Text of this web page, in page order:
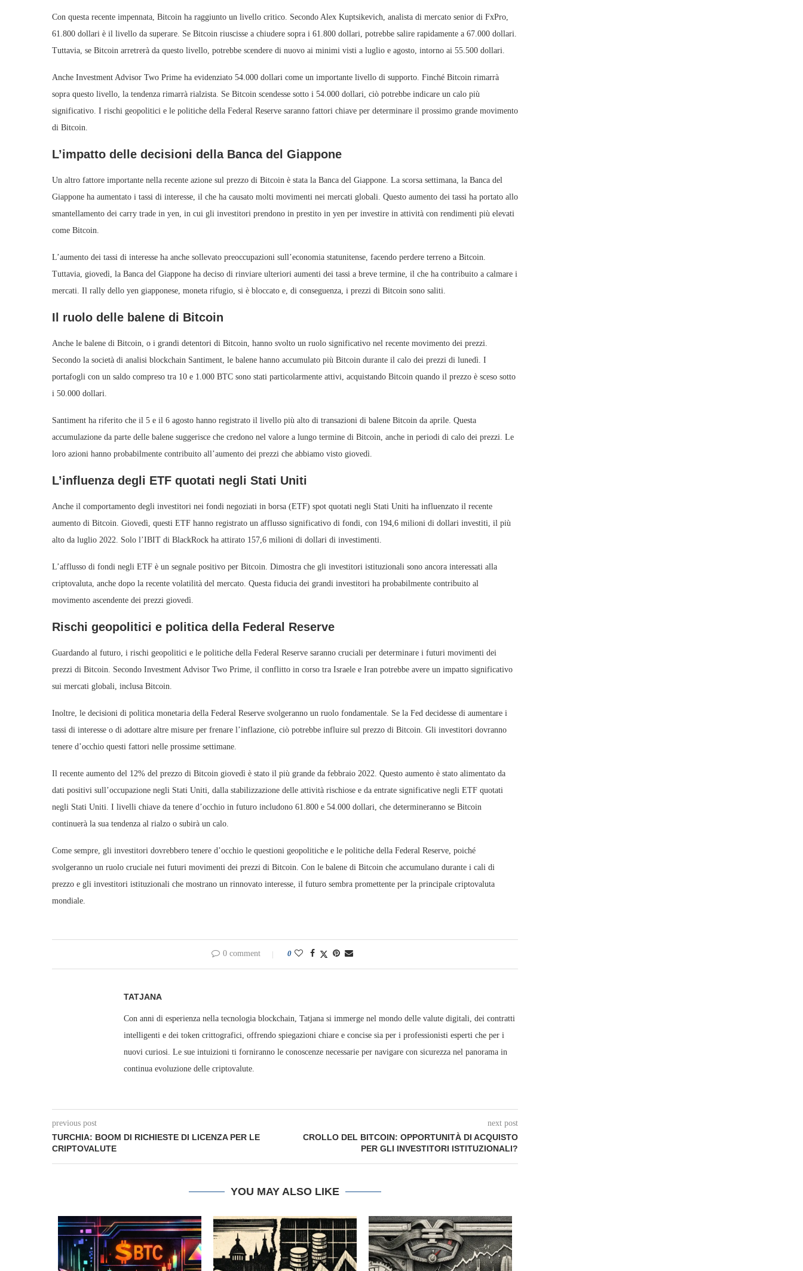
Con questa recente impennata, Bitcoin ha raggiunto un livello critico. Secondo Alex Kuptsikevich, analista di mercato senior di FxPro,
61.800 dollari è il livello da superare. Se Bitcoin riuscisse a chiudere sopra i 61.800 dollari, potrebbe salire rapidamente a 67.000 dollari.
Tuttavia, se Bitcoin arretrerà da questo livello, potrebbe scendere di nuovo ai minimi visti a luglio e agosto, intorno ai 55.500 dollari.
Anche Investment Advisor Two Prime ha evidenziato 54.000 dollari come un importante livello di supporto. Finché Bitcoin rimarrà
sopra questo livello, la tendenza rimarrà rialzista. Se Bitcoin scendesse sotto i 54.000 dollari, ciò potrebbe indicare un calo più
significativo. I rischi geopolitici e le politiche della Federal Reserve saranno fattori chiave per determinare il prossimo grande movimento
di Bitcoin.
L’impatto delle decisioni della Banca del Giappone
Un altro fattore importante nella recente azione sul prezzo di Bitcoin è stata la Banca del Giappone. La scorsa settimana, la Banca del
Giappone ha aumentato i tassi di interesse, il che ha causato molti movimenti nei mercati globali. Questo aumento dei tassi ha portato allo
smantellamento dei carry trade in yen, in cui gli investitori prendono in prestito in yen per investire in attività con rendimenti più elevati
come Bitcoin.
L’aumento dei tassi di interesse ha anche sollevato preoccupazioni sull’economia statunitense, facendo perdere terreno a Bitcoin.
Tuttavia, giovedì, la Banca del Giappone ha deciso di rinviare ulteriori aumenti dei tassi a breve termine, il che ha contribuito a calmare i
mercati. Il rally dello yen giapponese, moneta rifugio, si è bloccato e, di conseguenza, i prezzi di Bitcoin sono saliti.
Il ruolo delle balene di Bitcoin
Anche le balene di Bitcoin, o i grandi detentori di Bitcoin, hanno svolto un ruolo significativo nel recente movimento dei prezzi.
Secondo la società di analisi blockchain Santiment, le balene hanno accumulato più Bitcoin durante il calo dei prezzi di lunedì. I
portafogli con un saldo compreso tra 10 e 1.000 BTC sono stati particolarmente attivi, acquistando Bitcoin quando il prezzo è sceso sotto
i 50.000 dollari.
Santiment ha riferito che il 5 e il 6 agosto hanno registrato il livello più alto di transazioni di balene Bitcoin da aprile. Questa
accumulazione da parte delle balene suggerisce che credono nel valore a lungo termine di Bitcoin, anche in periodi di calo dei prezzi. Le
loro azioni hanno probabilmente contribuito all’aumento dei prezzi che abbiamo visto giovedì.
L’influenza degli ETF quotati negli Stati Uniti
Anche il comportamento degli investitori nei fondi negoziati in borsa (ETF) spot quotati negli Stati Uniti ha influenzato il recente
aumento di Bitcoin. Giovedì, questi ETF hanno registrato un afflusso significativo di fondi, con 194,6 milioni di dollari investiti, il più
alto da luglio 2022. Solo l’IBIT di BlackRock ha attirato 157,6 milioni di dollari di investimenti.
L’afflusso di fondi negli ETF è un segnale positivo per Bitcoin. Dimostra che gli investitori istituzionali sono ancora interessati alla
criptovaluta, anche dopo la recente volatilità del mercato. Questa fiducia dei grandi investitori ha probabilmente contribuito al
movimento ascendente dei prezzi giovedì.
Rischi geopolitici e politica della Federal Reserve
Guardando al futuro, i rischi geopolitici e le politiche della Federal Reserve saranno cruciali per determinare i futuri movimenti dei
prezzi di Bitcoin. Secondo Investment Advisor Two Prime, il conflitto in corso tra Israele e Iran potrebbe avere un impatto significativo
sui mercati globali, inclusa Bitcoin.
Inoltre, le decisioni di politica monetaria della Federal Reserve svolgeranno un ruolo fondamentale. Se la Fed decidesse di aumentare i
tassi di interesse o di adottare altre misure per frenare l’inflazione, ciò potrebbe influire sul prezzo di Bitcoin. Gli investitori dovranno
tenere d’occhio questi fattori nelle prossime settimane.
Il recente aumento del 12% del prezzo di Bitcoin giovedì è stato il più grande da febbraio 2022. Questo aumento è stato alimentato da
dati positivi sull’occupazione negli Stati Uniti, dalla stabilizzazione delle attività rischiose e da entrate significative negli ETF quotati
negli Stati Uniti. I livelli chiave da tenere d’occhio in futuro includono 61.800 e 54.000 dollari, che determineranno se Bitcoin
continuerà la sua tendenza al rialzo o subirà un calo.
Come sempre, gli investitori dovrebbero tenere d’occhio le questioni geopolitiche e le politiche della Federal Reserve, poiché
svolgeranno un ruolo cruciale nei futuri movimenti dei prezzi di Bitcoin. Con le balene di Bitcoin che accumulano durante i cali di
prezzo e gli investitori istituzionali che mostrano un rinnovato interesse, il futuro sembra promettente per la principale criptovaluta
mondiale.
0 comment 0
TATJANA
Con anni di esperienza nella tecnologia blockchain, Tatjana si immerge nel mondo delle valute digitali, dei contratti
intelligenti e dei token crittografici, offrendo spiegazioni chiare e concise sia per i professionisti esperti che per i
nuovi curiosi. Le sue intuizioni ti forniranno le conoscenze necessarie per navigare con sicurezza nel panorama in
continua evoluzione delle criptovalute.
previous post
TURCHIA: BOOM DI RICHIESTE DI LICENZA PER LE
CRIPTOVALUTE
next post
CROLLO DEL BITCOIN: OPPORTUNITÀ DI ACQUISTO
PER GLI INVESTITORI ISTITUZIONALI?
YOU MAY ALSO LIKE